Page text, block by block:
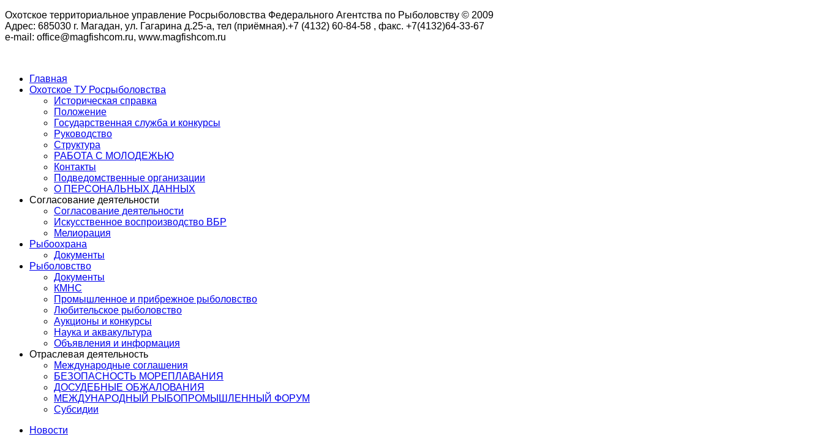
Охотское территориальное управление Росрыболовства Федерального Агентства по Рыболовству © 2009
Адрес: 685030 г. Магадан, ул. Гагарина д.25-а, тел (приёмная).+7 (4132) 60-84-58 , факс. +7(4132)64-33-67
e-mail: office@magfishcom.ru, www.magfishcom.ru
Главная
Охотское ТУ Росрыболовства
Историческая справка
Положение
Государственная служба и конкурсы
Руководство
Структура
РАБОТА С МОЛОДЕЖЬЮ
Контакты
Подведомственные организации
О ПЕРСОНАЛЬНЫХ ДАННЫХ
Согласование деятельности
Согласование деятельности
Искусственное воспроизводство ВБР
Мелиорация
Рыбоохрана
Документы
Рыболовство
Документы
КМНС
Промышленное и прибрежное рыболовство
Любительское рыболовство
Аукционы и конкурсы
Наука и аквакультура
Объявления и информация
Отраслевая деятельность
Международные соглашения
БЕЗОПАСНОСТЬ МОРЕПЛАВАНИЯ
ДОСУДЕБНЫЕ ОБЖАЛОВАНИЯ
МЕЖДУНАРОДНЫЙ РЫБОПРОМЫШЛЕННЫЙ ФОРУМ
Субсидии
Новости